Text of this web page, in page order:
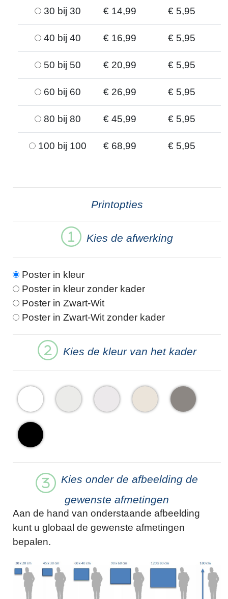
30 bij 30 € 14,99 € 5,95
40 bij 40 € 16,99 € 5,95
50 bij 50 € 20,99 € 5,95
60 bij 60 € 26,99 € 5,95
80 bij 80 € 45,99 € 5,95
100 bij 100 € 68,99 € 5,95
Printopties
Kies de afwerking
Poster in kleur
Poster in kleur zonder kader
Poster in Zwart-Wit
Poster in Zwart-Wit zonder kader
Kies de kleur van het kader
Kies onder de afbeelding de
gewenste afmetingen
Aan de hand van onderstaande afbeelding
kunt u globaal de gewenste afmetingen
bepalen.